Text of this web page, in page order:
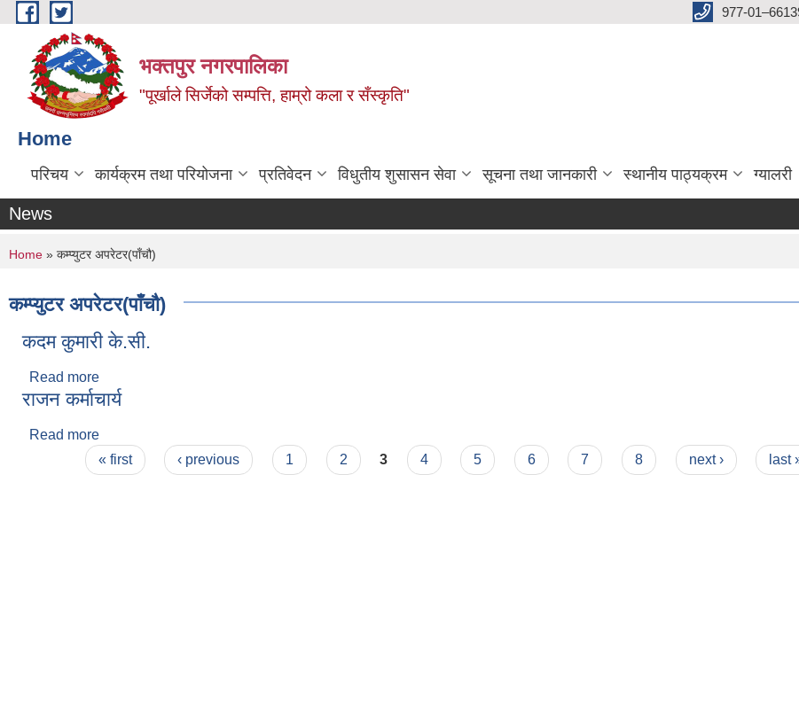
Skip to main content 977-
भक्तपुर नगरपालिका
"पूर्खाले सिर्जेको सम्पत्ति, हाम्रो कला र सँस्कृति"
Home
परिचय कार्यक्रम तथा परियोजना प्रतिवेदन विधुतीय शुसासन सेवा सूचना तथा जानकारी स्थानीय पाठ्यक्रम ग्यालरी
News
You are here
Home » कम्प्युटर अपरेटर(पाँचौ)
कम्प्युटर अपरेटर(पाँचौ)
कदम कुमारी के.सी.
Read more
राजन कर्माचार्य
Read more
Pages « first ‹ previous 1 2 3 4 5 6 7 8 next › last